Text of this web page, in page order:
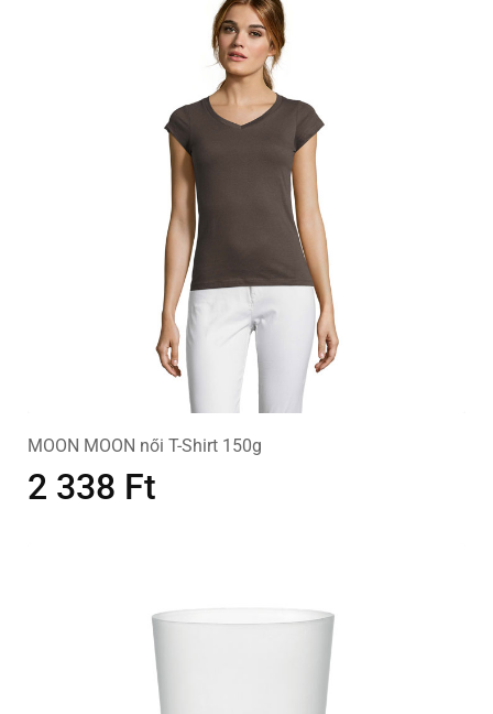
MOON MOON női T-Shirt 150g
2 338 Ft